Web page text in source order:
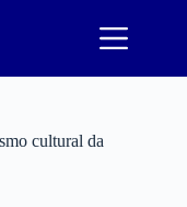
cultural da